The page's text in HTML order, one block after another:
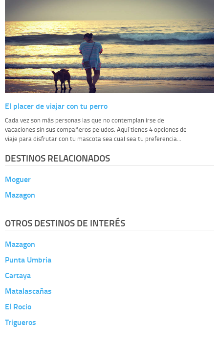
El placer de viajar con tu perro
Cada vez son más personas las que no contemplan irse de
vacaciones sin sus compañeros peludos. Aquí tienes 4 opciones de
viaje para disfrutar con tu mascota sea cual sea tu preferencia...
DESTINOS RELACIONADOS
Moguer
Mazagon
OTROS DESTINOS DE INTERÉS
Mazagon
Punta Umbria
Cartaya
Matalascañas
El Rocio
Trigueros